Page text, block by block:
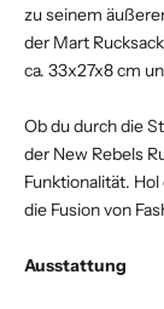
zu seinem
der Mart
ca. 33x27x8 cm
Ob du durch die
der New Rebels
Funktionalität.
die Fusion von
Ausstattung